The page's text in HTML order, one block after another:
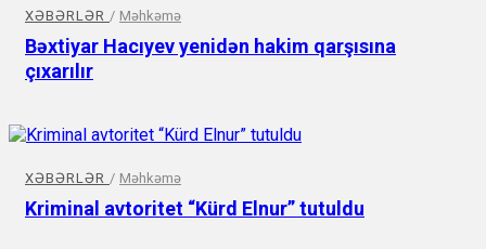
XƏBƏRLƏR / Məhkəmə
Bəxtiyar Hacıyev yenidən hakim qarşısına
çıxarılır
XƏBƏRLƏR / Məhkəmə
Kriminal avtoritet “Kürd Elnur” tutuldu